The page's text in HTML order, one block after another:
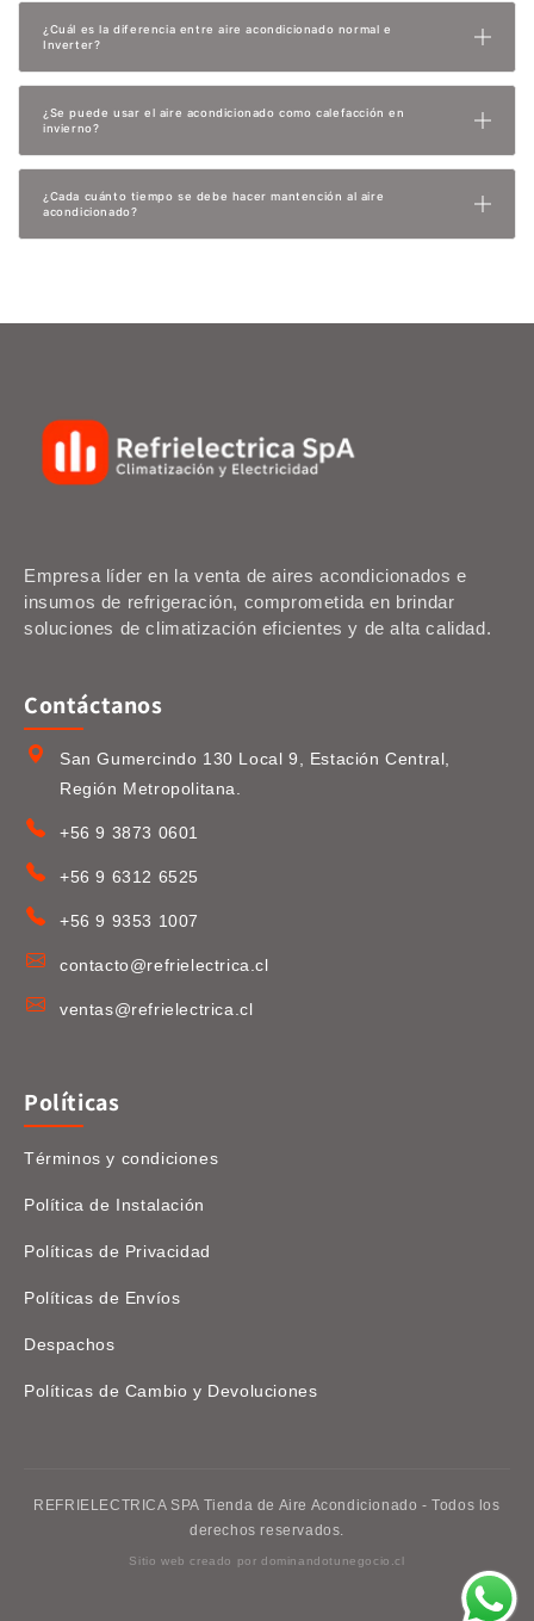
¿Cuál es la diferencia entre aire acondicionado normal e
Inverter?
¿Se puede usar el aire acondicionado como calefacción en
invierno?
¿Cada cuánto tiempo se debe hacer mantención al aire
acondicionado?
Empresa líder en la venta de aires acondicionados e
insumos de refrigeración, comprometida en brindar
soluciones de climatización eficientes y de alta calidad.
Contáctanos
San Gumercindo 130 Local 9, Estación Central,
Región Metropolitana.
+56 9 3873 0601
+56 9 6312 6525
+56 9 9353 1007
contacto@refrielectrica.cl
ventas@refrielectrica.cl
Políticas
Términos y condiciones
Política de Instalación
Políticas de Privacidad
Políticas de Envíos
Despachos
Políticas de Cambio y Devoluciones
REFRIELECTRICA SPA Tienda de Aire Acondicionado - Todos los
derechos reservados.
Sitio web creado por dominandotunegocio.cl